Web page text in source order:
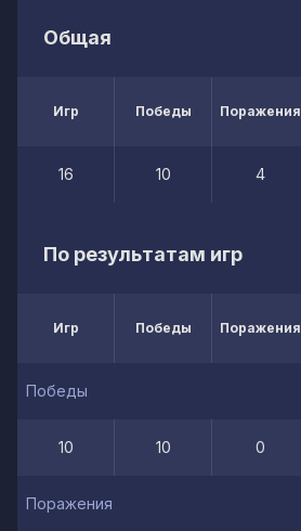
Общая
Игр Победы Поражения
16 10 4
По результатам игр
Игр Победы Поражения
Победы
10 10 0
Поражения